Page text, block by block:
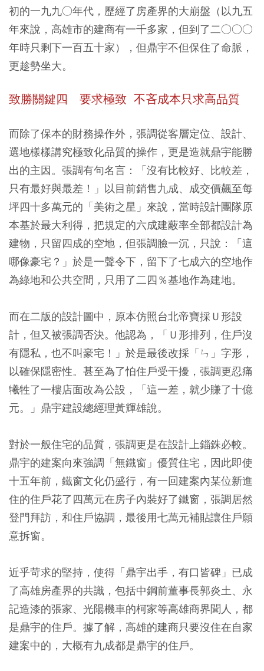
初的一九九○年代，歷經了房產界的大崩盤（以九五
年來說，高雄市的建商有一千多家，但到了二○○○
年時只剩下一百五十家），但鼎宇不但保住了命脈，
更趁勢坐大。
致勝關鍵四 要求極致 不吝成本只求高品質
而除了保本的財務操作外，張調從客層定位、設計、
選地樣樣講究極致化品質的操作，更是造就鼎宇能勝
出的主因。張調有句名言：「沒有比較好、比較差，
只有最好與最差！」以目前銷售九成、成交價飆至每
坪四十多萬元的「美術之星」來說，當時設計團隊原
本基於最大利得，把規定的六成建蔽率全部都設計為
建物，只留四成的空地，但張調臉一沉，只說：「這
哪像豪宅？」於是一聲令下，留下了七成六的空地作
為綠地和公共空間，只用了二四％基地作為建地。
而在二版的設計圖中，原本仿照台北帝寶採Ｕ形設
計，但又被張調否決。他認為，「Ｕ形排列，住戶沒
有隱私，也不叫豪宅！」於是最後改採「ㄣ」字形，
以確保隱密性。甚至為了怕住戶受干擾，張調更忍痛
犧牲了一樓店面改為公設，「這一差，就少賺了十億
元。」鼎宇建設總經理黃輝雄說。
對於一般住宅的品質，張調更是在設計上錙銖必較。
鼎宇的建案向來強調「無鐵窗」優質住宅，因此即使
十五年前，鐵窗文化仍盛行，有一回建案內某位新進
住的住戶花了四萬元在房子內裝好了鐵窗，張調居然
登門拜訪，和住戶協調，最後用七萬元補貼讓住戶願
意拆窗。
近乎苛求的堅持，使得「鼎宇出手，有口皆碑」已成
了高雄房產界的共識，包括中鋼前董事長郭炎土、永
記造漆的張家、光陽機車的柯家等高雄商界聞人，都
是鼎宇的住戶。據了解，高雄的建商只要沒住在自家
建案中的，大概有九成都是鼎宇的住戶。